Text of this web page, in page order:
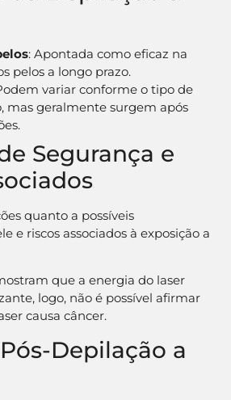
: Apontada como eficaz na
pelos a longo prazo.
variar conforme o tipo de
mas geralmente surgem após
Segurança e
quanto a possíveis
e riscos associados à exposição a
que a energia do laser
logo, não é possível afirmar
causa câncer.
Depilação a